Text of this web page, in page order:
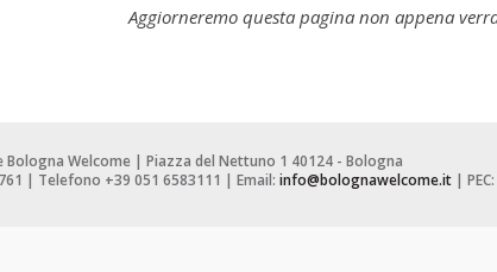
Aggiorneremo questa pagina non appena
Welcome | Piazza del Nettuno 1 40124 - Bologna
| Telefono +39 051 6583111 | Email: info@bolognawelcome.it | PEC: